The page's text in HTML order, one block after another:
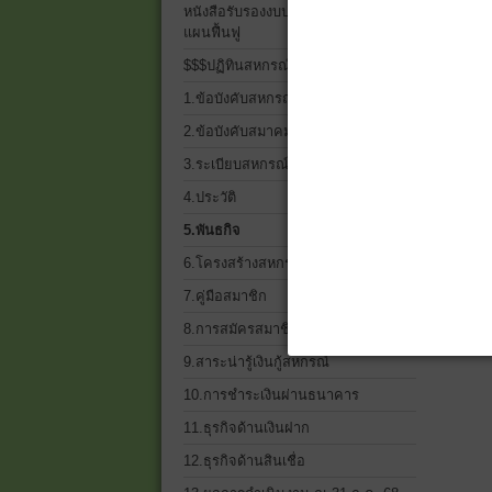
หนังสือรับรองงบประจำปี 2568 และ
แผนฟื้นฟู
$$$ปฏิทินสหกรณ์$$$
1.ข้อบังคับสหกรณ์
2.ข้อบังคับสมาคมฌาปนกิจฯ
3.ระเบียบสหกรณ์ ทั้งหมด
4.ประวัติ
5.พันธกิจ
6.โครงสร้างสหกรณ์เครดิตยูเนี่ยน
7.คู่มือสมาชิก
8.การสมัครสมาชิก
9.สาระน่ารู้เงินกู้สหกรณ์
10.การชำระเงินผ่านธนาคาร
11.ธุรกิจด้านเงินฝาก
12.ธุรกิจด้านสินเชื่อ